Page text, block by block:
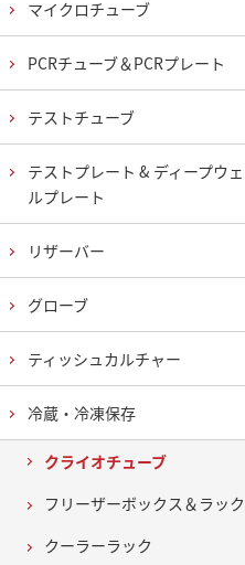
マイクロチューブ
PCRチューブ＆PCRプレート
テストチューブ
テストプレート & ディープウェ
ルプレート
リザーバー
グローブ
ティッシュカルチャー
冷蔵・冷凍保存
クライオチューブ
フリーザーボックス＆ラック
クーラーラック